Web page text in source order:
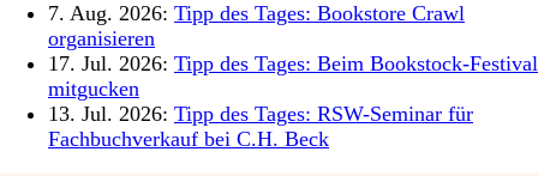
7. Aug. 2026: Tipp des Tages: Bookstore Crawl
organisieren
17. Jul. 2026: Tipp des Tages: Beim Bookstock-Festival
mitgucken
13. Jul. 2026: Tipp des Tages: RSW-Seminar für
Fachbuchverkauf bei C.H. Beck